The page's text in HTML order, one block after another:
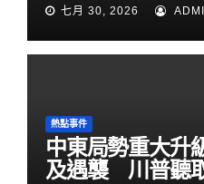
七月 30, 2026
熱點事件
中東局勢重大升
及遇襲 川普聽